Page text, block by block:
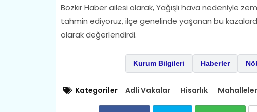
Bozkır Haber ailesi olarak, Yağışlı hava nedeniyle
tahmin ediyoruz, ilçe genelinde yaşanan bu
olarak değerlendirdi.
Kurum Bilgileri Haberler
Kategoriler Adli Vakalar Hisarlık Mahalleler